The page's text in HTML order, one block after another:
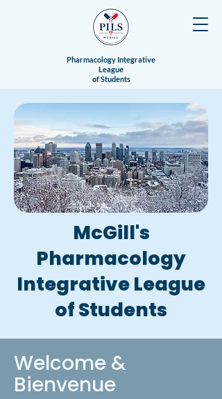
Pharmacology Integrative
League
of Students
McGill's
Pharmacology
Integrative League
of Students
Welcome &
Bienvenue